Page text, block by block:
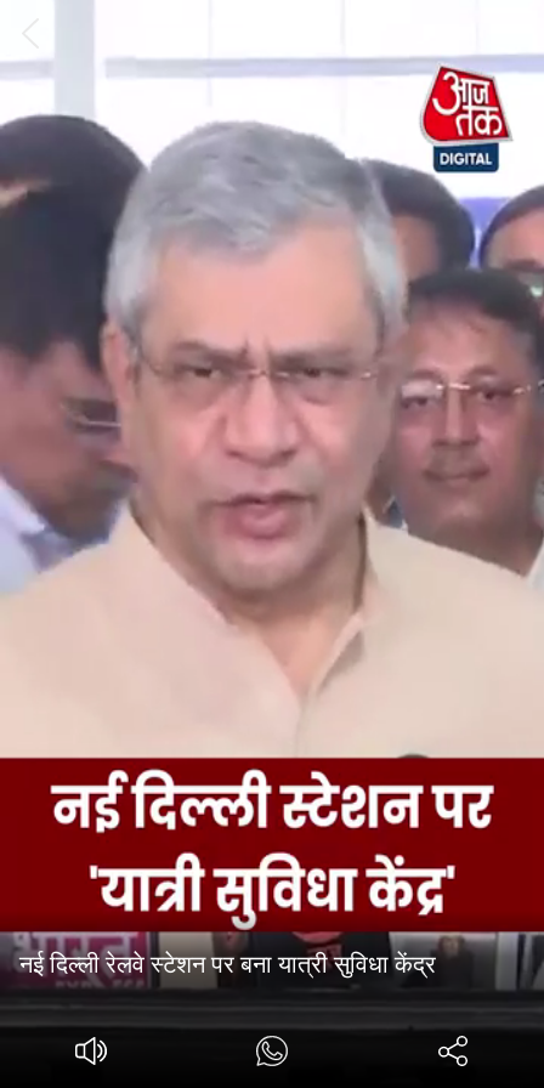
नई दिल्ली रेलवे स्टेशन पर बना यात्री सुविधा केंद्र